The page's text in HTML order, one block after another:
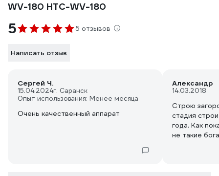
WV-180 HTC-WV-180
5 5 отзывов
Написать отзыв
Сергей Ч.
15.04.2024г. Саранск
Опыт использования: Менее месяца
Очень качественный аппарат
Александр
14.03.2018
Строю
стадия
года. Как
не такие